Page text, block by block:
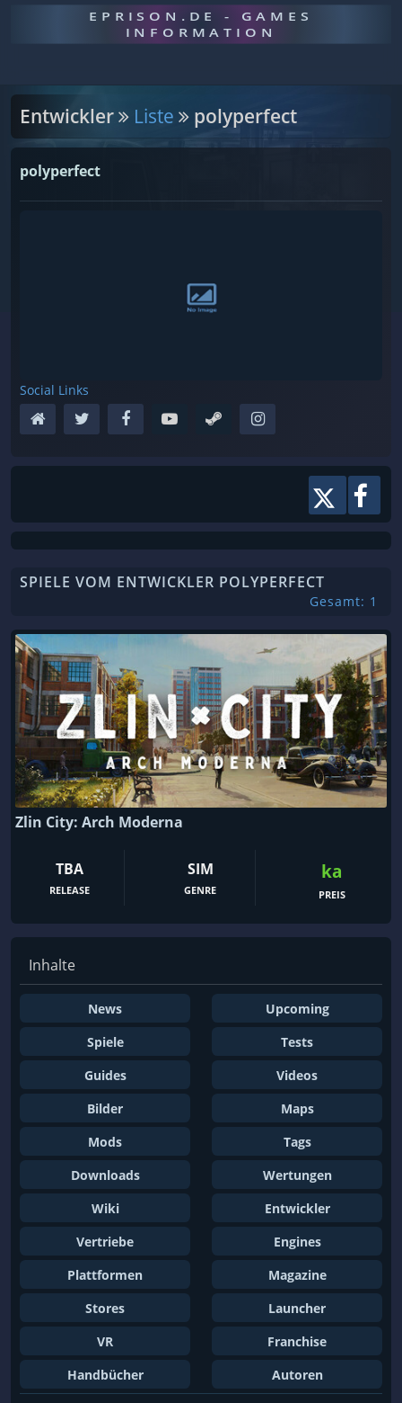
EPRISON.DE - GAMES
INFORMATION
Entwickler Liste polyperfect
polyperfect
Social Links
SPIELE VOM ENTWICKLER POLYPERFECT
Gesamt: 1
Zlin City: Arch Moderna
TBA
RELEASE
SIM
GENRE
ka
PREIS
Inhalte
News
Upcoming
Spiele
Tests
Guides
Videos
Bilder
Maps
Mods
Tags
Downloads
Wertungen
Wiki
Entwickler
Vertriebe
Engines
Plattformen
Magazine
Stores
Launcher
VR
Franchise
Handbücher
Autoren